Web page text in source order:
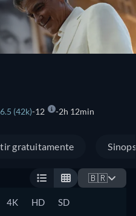
6.5 (42k) 12 2h 12min
gratuitamente
🇧🇷
4K HD SD